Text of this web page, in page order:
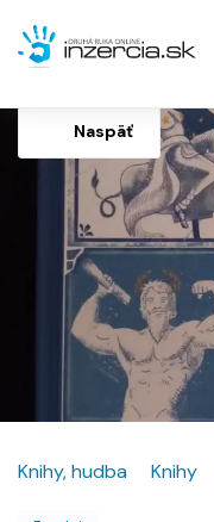
Naspäť
Knihy, hudba Knihy